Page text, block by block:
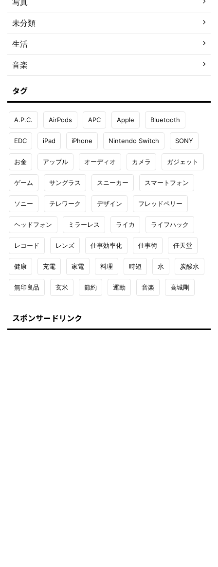
未分類
生活
音楽
タグ
A.P.C. AirPods APC Apple Bluetooth
EDC iPad iPhone Nintendo Switch SONY
お金 アップル オーディオ カメラ ガジェット
ゲーム サングラス スニーカー スマートフォン
ソニー テレワーク デザイン フレッドペリー
ヘッドフォン ミラーレス ライカ ライフハック
レコード レンズ 仕事効率化 仕事術 任天堂
健康 充電 家電 料理 時短 水 炭酸水
無印良品 玄米 節約 運動 音楽 高城剛
スポンサードリンク